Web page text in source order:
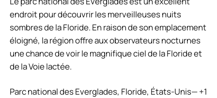
endroit pour découvrir les merveilleuses nuits
sombres de la Floride. En raison de son emplacement
éloigné, la région offre aux observateurs nocturnes
une chance de voir le magnifique ciel de la Floride et
de la Voie lactée.
Parc national des Everglades, Floride, États-Unis— +1